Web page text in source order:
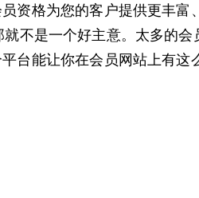
资格为您的客户提供更丰富
不是一个好主意。太多的会
台能让你在会员网站上有这